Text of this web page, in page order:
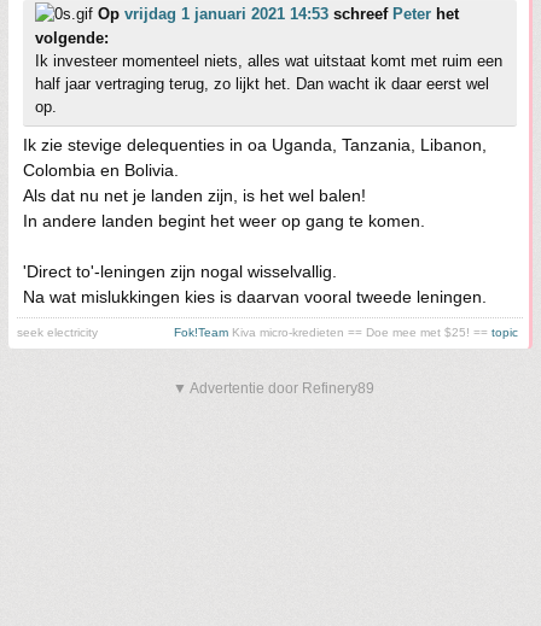
Op vrijdag 1 januari 2021 14:53 schreef Peter het
volgende:
Ik investeer momenteel niets, alles wat uitstaat komt met ruim een
half jaar vertraging terug, zo lijkt het. Dan wacht ik daar eerst wel
op.
Ik zie stevige delequenties in oa Uganda, Tanzania, Libanon,
Colombia en Bolivia.
Als dat nu net je landen zijn, is het wel balen!
In andere landen begint het weer op gang te komen.
'Direct to'-leningen zijn nogal wisselvallig.
Na wat mislukkingen kies is daarvan vooral tweede leningen.
seek electricity Fok!Team Kiva micro-kredieten == Doe mee met $25! == topic
▼ Advertentie door Refinery89